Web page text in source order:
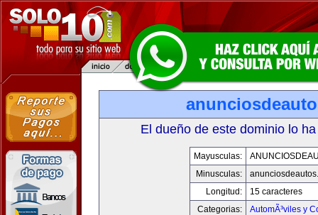
El dueño de este dominio lo
Mayusculas:
Minusculas:
Longitud:
15 caracteres
Categorias:
AutomÃ³viles y